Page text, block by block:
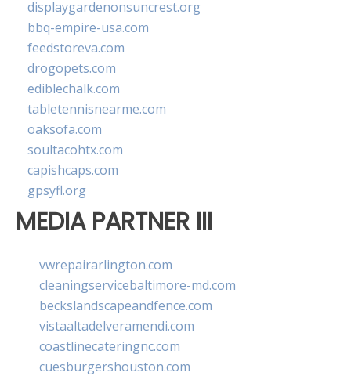
displaygardenonsuncrest.org
bbq-empire-usa.com
feedstoreva.com
drogopets.com
ediblechalk.com
tabletennisnearme.com
oaksofa.com
soultacohtx.com
capishcaps.com
gpsyfl.org
MEDIA PARTNER III
vwrepairarlington.com
cleaningservicebaltimore-md.com
beckslandscapeandfence.com
vistaaltadelveramendi.com
coastlinecateringnc.com
cuesburgershouston.com